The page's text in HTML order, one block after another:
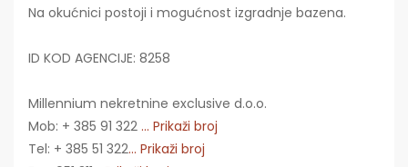
Na okućnici postoji i mogućnost izgradnje bazena.
ID KOD AGENCIJE: 8258
Millennium nekretnine exclusive d.o.o.
Mob: + 385 91 322 ... Prikaži broj
Tel: + 385 51 322... Prikaži broj